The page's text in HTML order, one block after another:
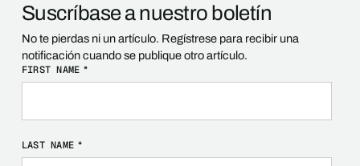
Suscríbase a nuestro boletín
No te pierdas ni un artículo. Regístrese para recibir una
notificación cuando se publique otro artículo.
FIRST NAME *
LAST NAME *